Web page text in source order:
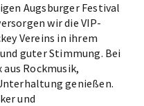
Augsburger Festival
wir die VIP-
Vereins in ihrem
guter Stimmung. Bei
Rockmusik,
genießen.
und